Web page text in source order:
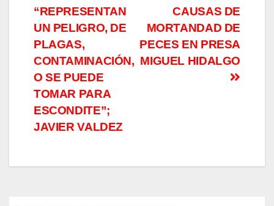
de
entradas
CAUSAS DE
MORTANDAD DE
PECES EN PRESA
MIGUEL HIDALGO
“REPRESENTAN
UN PELIGRO, DE
PLAGAS,
CONTAMINACIÓN,
O SE PUEDE
TOMAR PARA
ESCONDITE”;
JAVIER VALDEZ